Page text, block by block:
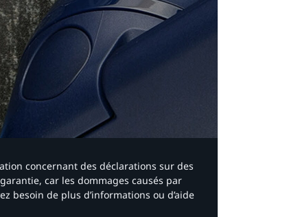
concernant des déclarations sur des
car les dommages causés par
besoin de plus d’informations ou d’aide